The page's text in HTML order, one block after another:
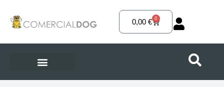
contenido
0,00€ 0
Carrito